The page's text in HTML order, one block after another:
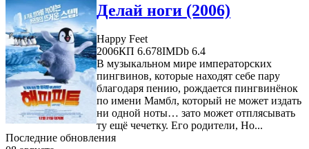
Делай ноги (2006)
Happy Feet
2006КП 6.678IMDb 6.4
В музыкальном мире императорских
пингвинов, которые находят себе пару
благодаря пению, рождается пингвинёнок
по имени Мамбл, который не может издать
ни одной ноты… зато может отплясывать
ту ещё чечетку. Его родители, Но...
Последние обновления